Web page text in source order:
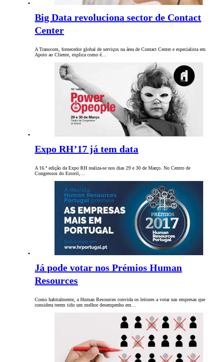
Big Data revoluciona sector de Contact
Center
A Transcom, fornecedor global de serviços na área de Contact Center e especialista em
Apoio ao Cliente, explica como é…
Expo RH’17 já tem data
A 16.ª edição da Expo RH realiza-se nos dias 29 e 30 de Março. No Centro de
Congressos do Estoril,…
Já pode votar nos Prémios Human
Resources
Como habitalmente, a Human Resources convida os leitores a votar nas empresas que
considera terem tido um melhor desempenho em…